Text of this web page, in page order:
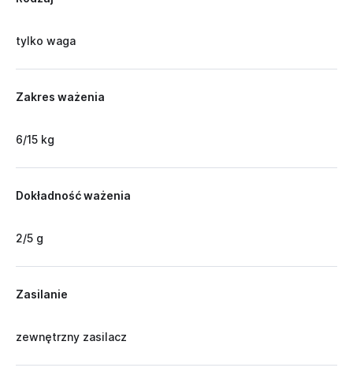
tylko waga
Zakres ważenia
6/15 kg
Dokładność ważenia
2/5 g
Zasilanie
zewnętrzny zasilacz